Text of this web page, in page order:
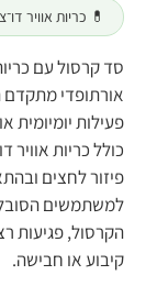
💊 כריות אוויר
אורתופדי מתקדם
פעילות
כולל כריות
פיזור לחצים
למשתמשים
הקרסול, פגיעות
קיבוע או חבישה.